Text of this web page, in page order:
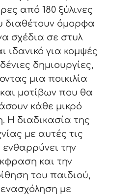
από 180 ξύλινες
διαθέτουν όμορφα
σχέδια σε στυλ
ιδανικό για κομψές
δημιουργίες,
μια ποικιλία
μοτίβων που θα
κάθε μικρό
Η διαδικασία της
με αυτές τις
την
και την
του παιδιού,
με